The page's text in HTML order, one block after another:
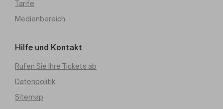
Tarife
Medienbereich
Hilfe und Kontakt
Rufen Sie Ihre Tickets ab
Datenpolitik
Sitemap